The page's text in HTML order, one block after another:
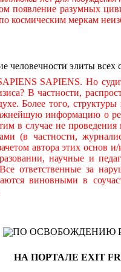
появление разумных
космическим меркам
человечности элиты всех
SAPIENS. Но
В частности,
Более того,
информацию о
в случае не
(в частности,
автора этих
научные и
ответственные за
виновными в
ПО ОСВОБОЖДЕНИЮ РМ
НА ПОРТАЛЕ EXIT